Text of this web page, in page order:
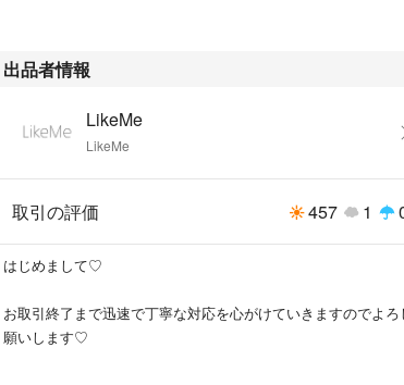
出品者情報
LikeMe
LikeMe
取引の評価 457 1
はじめまして♡
お取引終了まで迅速で丁寧な対応を心がけていきますのでよろ
願いします♡